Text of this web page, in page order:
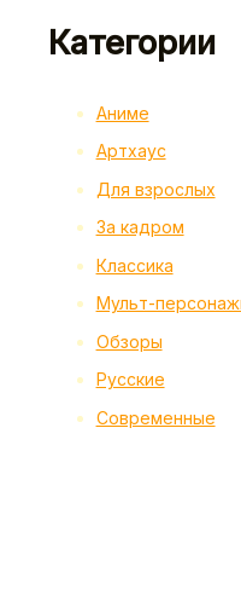
Категории
Аниме
Артхаус
Для взрослых
За кадром
Классика
Мульт-
Обзоры
Русские
Современные